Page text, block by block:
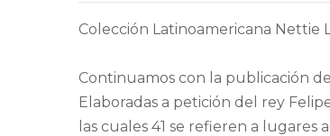
Colección Latinoamericana Nettie
Continuamos con la publicación de
Elaboradas a petición del rey
las cuales 41 se refieren a